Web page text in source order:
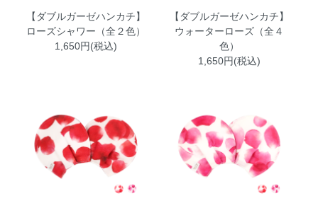
【ダブルガーゼハンカチ】
ローズシャワー（全２色）
1,650円(税込)
【ダブルガーゼハンカチ】
ウォーターローズ（全４
色）
1,650円(税込)